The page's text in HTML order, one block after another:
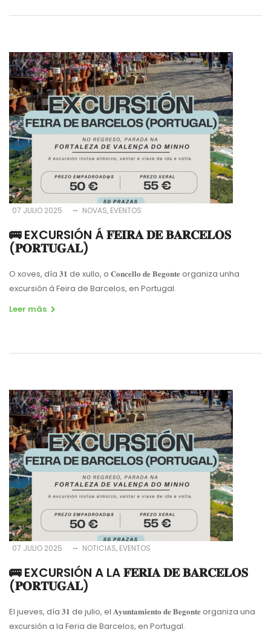
07 JULIO 2025 NOVAS EVENTOS
🚌 EXCURSIÓN Á 𝐅𝐄𝐈𝐑𝐀 𝐃𝐄 𝐁𝐀𝐑𝐂𝐄𝐋𝐎𝐒
(𝐏𝐎𝐑𝐓𝐔𝐆𝐀𝐋)
O xoves, día 𝟑𝟏 de xullo, o 𝐂𝐨𝐧𝐜𝐞𝐥𝐥𝐨 𝐝𝐞 𝐁𝐞𝐠𝐨𝐧𝐭𝐞 organiza unha
excursión á Feira de Barcelos, en Portugal.
Leer más
07 JULIO 2025 NOTICIAS EVENTOS
🚌 EXCURSIÓN A LA 𝐅𝐄𝐑𝐈𝐀 𝐃𝐄 𝐁𝐀𝐑𝐂𝐄𝐋𝐎𝐒
(𝐏𝐎𝐑𝐓𝐔𝐆𝐀𝐋)
El jueves, día 𝟑𝟏 de julio, el 𝐀𝐲𝐮𝐧𝐭𝐚𝐦𝐢𝐞𝐧𝐭𝐨 𝐝𝐞 𝐁𝐞𝐠𝐨𝐧𝐭𝐞 organiza una
excursión a la Feria de Barcelos, en Portugal.